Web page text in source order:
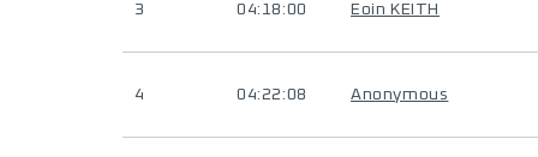
3 04:18:00 Eoin KEITH
4 04:22:08 Anonymous